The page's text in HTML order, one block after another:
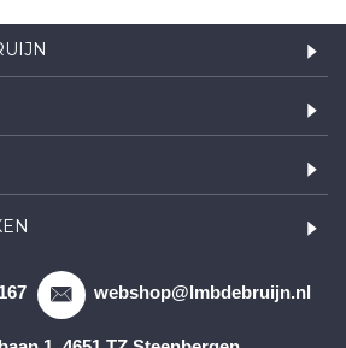
webshop@lmbdebruijn.nl